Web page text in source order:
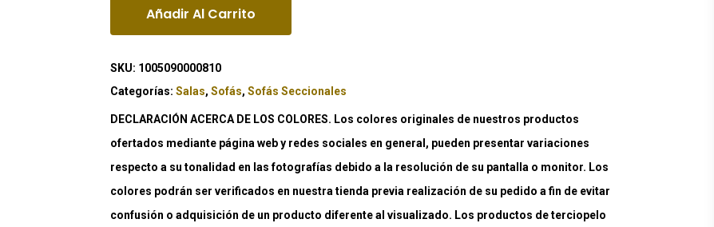
Añadir Al Carrito
SKU: 1005090000810
Categorías:Salas,Sofás,Sofás Seccionales
DECLARACIÓN ACERCA DE LOS COLORES. Los colores originales de nuestros productos
ofertados mediante página web y redes sociales en general, pueden presentar variaciones
respecto a su tonalidad en las fotografías debido a la resolución de su pantalla o monitor. Los
colores podrán ser verificados en nuestra tienda previa realización de su pedido a fin de evitar
confusión o adquisición de un producto diferente al visualizado. Los productos de terciopelo